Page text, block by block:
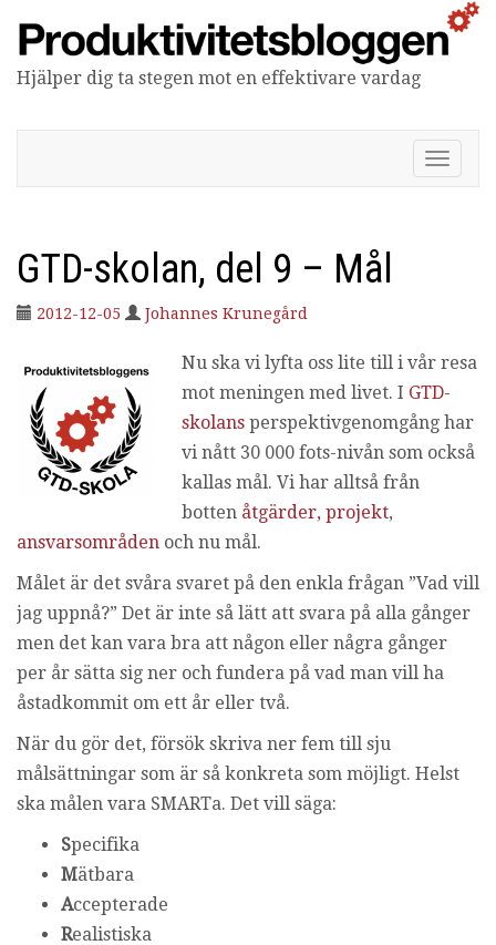
Hjälper dig ta stegen mot en effektivare vardag
V
i
n
a
v
i
g
GTD-skolan, del 9 – Mål
2012-12-05 Johannes Krunegård
Nu ska vi lyfta oss lite till i vår resa
mot meningen med livet. I GTD-
skolans perspektivgenomgång har
vi nått 30 000 fots-nivån som också
kallas mål. Vi har alltså från
botten åtgärder, projekt,
ansvarsområden och nu mål.
Målet är det svåra svaret på den enkla frågan ”Vad vill
jag uppnå?” Det är inte så lätt att svara på alla gånger
men det kan vara bra att någon eller några gånger
per år sätta sig ner och fundera på vad man vill ha
åstadkommit om ett år eller två.
När du gör det, försök skriva ner fem till sju
målsättningar som är så konkreta som möjligt. Helst
ska målen vara SMARTa. Det vill säga:
Specifika
Mätbara
Accepterade
Realistiska